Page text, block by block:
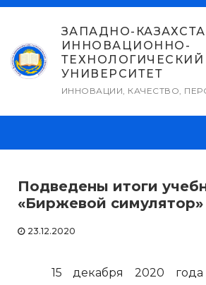
Перейти
содержимому
ЗАПАДНО-
ИННОВАЦИОННО-
ТЕХНОЛОГИЧЕСКИЙ
УНИВЕРСИТЕТ
ИННОВАЦИИ, КАЧЕСТВО,
Подведены итоги
«Биржевой симулятор»
23.12.2020
15 декабря 2020 года